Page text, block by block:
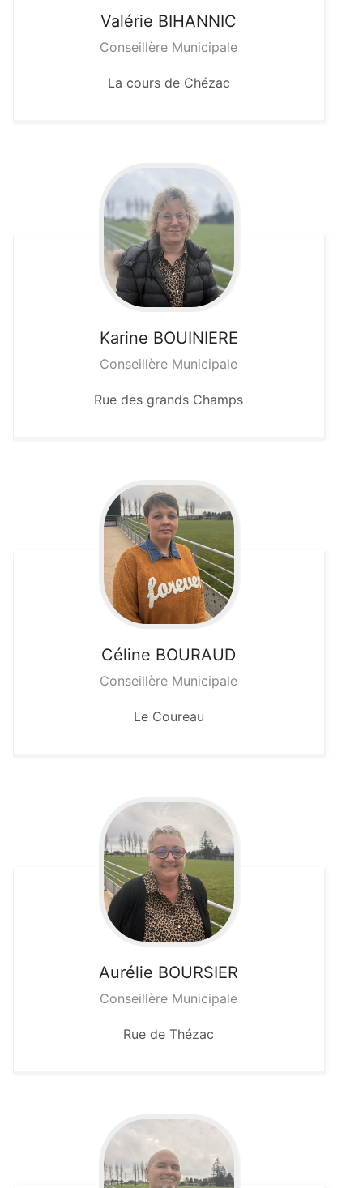
Valérie BIHANNIC
Conseillère Municipale
La cours de Chézac
Karine BOUINIERE
Conseillère Municipale
Rue des grands Champs
Céline BOURAUD
Conseillère Municipale
Le Coureau
Aurélie BOURSIER
Conseillère Municipale
Rue de Thézac